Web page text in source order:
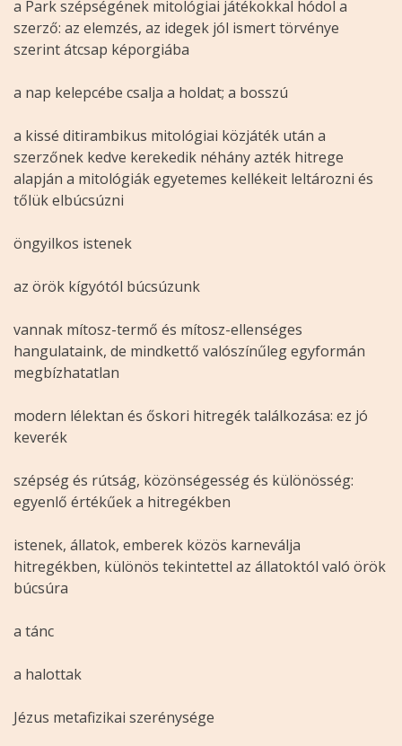
a Park szépségének mitológiai játékokkal hódol a
szerző: az elemzés, az idegek jól ismert törvénye
szerint átcsap képorgiába
a nap kelepcébe csalja a holdat; a bosszú
a kissé ditirambikus mitológiai közjáték után a
szerzőnek kedve kerekedik néhány azték hitrege
alapján a mitológiák egyetemes kellékeit leltározni és
tőlük elbúcsúzni
öngyilkos istenek
az örök kígyótól búcsúzunk
vannak mítosz-termő és mítosz-ellenséges
hangulataink, de mindkettő valószínűleg egyformán
megbízhatatlan
modern lélektan és őskori hitregék találkozása: ez jó
keverék
szépség és rútság, közönségesség és különösség:
egyenlő értékűek a hitregékben
istenek, állatok, emberek közös karneválja
hitregékben, különös tekintettel az állatoktól való örök
búcsúra
a tánc
a halottak
Jézus metafizikai szerénysége